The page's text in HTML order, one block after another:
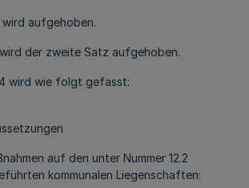
aufgehoben.
wird der zweite Satz aufgehoben.
wird wie folgt gefasst:
auf den unter Nummer 12.2
kommunalen Liegenschaften: